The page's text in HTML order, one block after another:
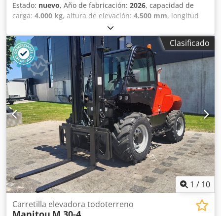
Estado: nuevo, Año de fabricación: 2026, capacidad de
carga: 4.000 kg, altura de elevación: 4.500 mm, longitud
, Carretilla elevadora para terrenos difíciles
JCB 940-4 SV Motor: diésel Djdpfoztf Taox Aiiekr Año de
fabricación: 2026 Altura máxima de elevación (mm): 4.500
Capacidad de carga (kg): 4.000
Clasificado
1 / 10
Carretilla elevadora todoterreno